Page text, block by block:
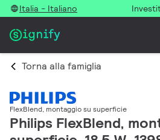
Italia - Italiano
Torna alla famiglia
FlexBlend, montaggio su superficie
Philips FlexBlend,